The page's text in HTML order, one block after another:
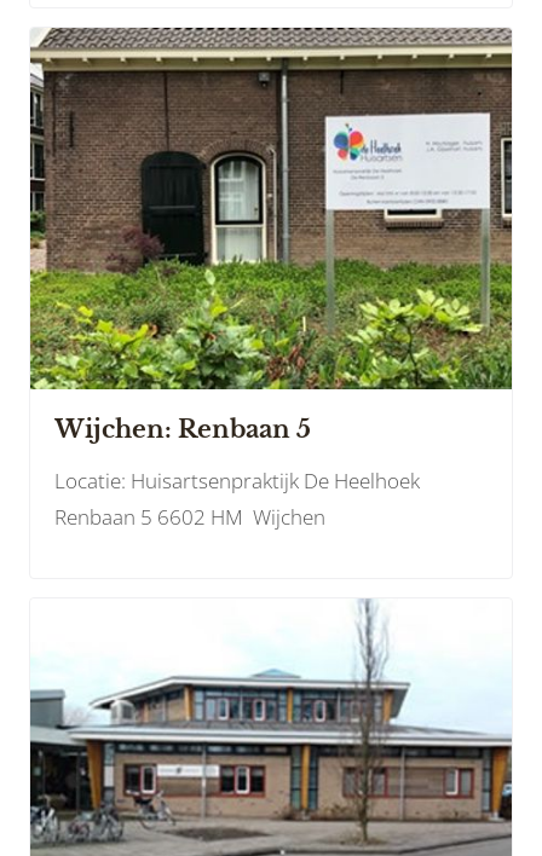
Wijchen: Renbaan 5
Locatie: Huisartsenpraktijk De Heelhoek
Renbaan 5 6602 HM Wijchen